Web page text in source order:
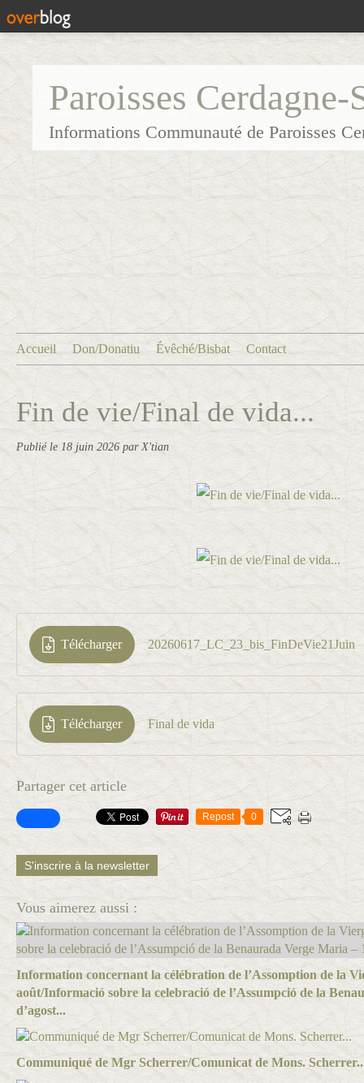
Paroisses
Informations Communauté de Paroisses
Accueil Don/Donatiu Évêché/Bisbat Contact
Fin de vie/Final de vida...
Publié le 18 juin 2026 par X'tian
Télécharger 20260617_LC_23_bis_FinDeVie21Juin
Télécharger Final de vida
Partager cet article
Repost 0
S'inscrire à la newsletter
Vous aimerez aussi :
Information concernant la célébration de l’Assomption de la
août/Informació sobre la celebració de l’Assumpció de la
d’agost...
Communiqué de Mgr Scherrer/Comunicat de Mons.